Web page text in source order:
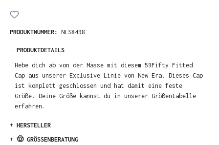
PRODUKTNUMMER: NES8498
- PRODUKTDETAILS
Hebe dich ab von der Masse mit diesem 59Fifty Fitted
Cap aus unserer Exclusive Linie von New Era. Dieses Cap
ist komplett geschlossen und hat damit eine feste
Größe. Deine Größe kannst du in unserer Größentabelle
erfahren.
+ HERSTELLER
+ 🤠 GRÖSSENBERATUNG